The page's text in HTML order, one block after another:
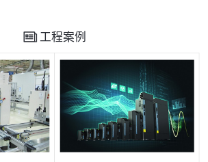
工程案例